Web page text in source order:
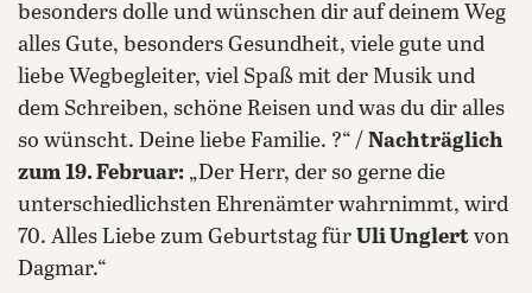
besonders dolle und wünschen dir auf deinem Weg
alles Gute, besonders Gesundheit, viele gute und
liebe Wegbegleiter, viel Spaß mit der Musik und
dem Schreiben, schöne Reisen und was du dir alles
so wünscht. Deine liebe Familie. ?“ / Nachträglich
zum 19. Februar: „Der Herr, der so gerne die
unterschiedlichsten Ehrenämter wahrnimmt, wird
70. Alles Liebe zum Geburtstag für Uli Unglert von
Dagmar.“